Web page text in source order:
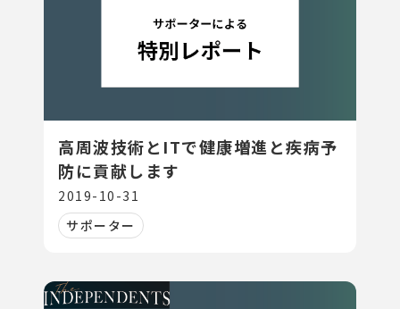
高周波技術とITで健康増進と疾病予
防に貢献します
2019-10-31
サポーター